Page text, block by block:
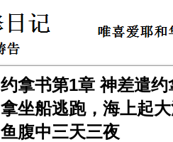
约拿书第1章 神差遣
拿坐船逃跑，海上起
鱼腹中三天三夜